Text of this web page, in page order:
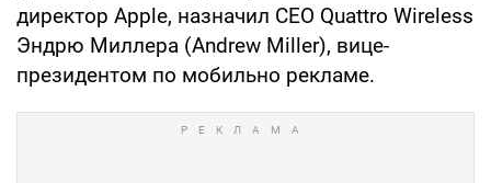
директор Apple, назначил CEO Quattro Wireless
Эндрю Миллера (Andrew Miller), вице-
президентом по мобильно рекламе.